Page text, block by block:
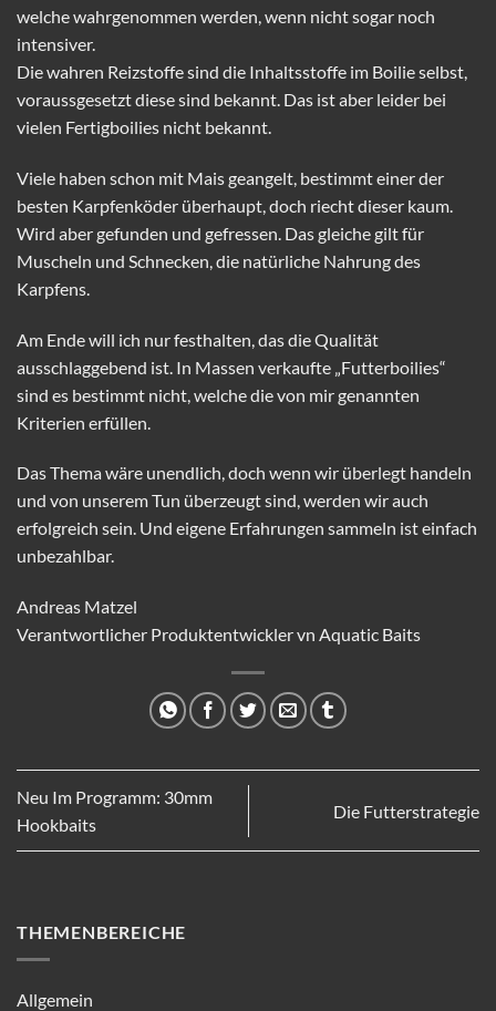
THEMENBEREICHE
Allgemein
welche wahrgenommen werden, wenn nicht sogar noch
intensiver.
Die wahren Reizstoffe sind die Inhaltsstoffe im Boilie selbst,
voraussgesetzt diese sind bekannt. Das ist aber leider bei
vielen Fertigboilies nicht bekannt.
Viele haben schon mit Mais geangelt, bestimmt einer der
besten Karpfenköder überhaupt, doch riecht dieser kaum.
Wird aber gefunden und gefressen. Das gleiche gilt für
Muscheln und Schnecken, die natürliche Nahrung des
Karpfens.
Am Ende will ich nur festhalten, das die Qualität
ausschlaggebend ist. In Massen verkaufte „Futterboilies“
sind es bestimmt nicht, welche die von mir genannten
Kriterien erfüllen.
Das Thema wäre unendlich, doch wenn wir überlegt handeln
und von unserem Tun überzeugt sind, werden wir auch
erfolgreich sein. Und eigene Erfahrungen sammeln ist einfach
unbezahlbar.
Andreas Matzel
Verantwortlicher Produktentwickler vn Aquatic Baits
Neu Im Programm: 30mm
Hookbaits
Die Futterstrategie